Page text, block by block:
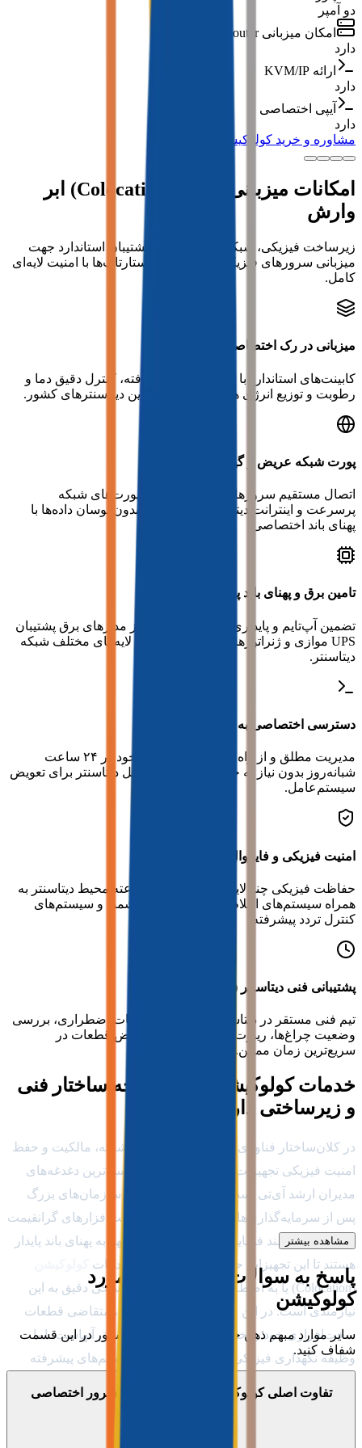
دو آمپر
امکان میزبانی Switch / Router
دارد
ارائه KVM/IP
دارد
آیپی اختصاصی
دارد
مشاوره و خرید کولوکیشن
امکانات میزبانی سرور (Colocation) ابر
وارش
زیرساخت فیزیکی، شبکه و سیستم‌های پشتیبان استاندارد جهت
میزبانی سرورهای فیزیکی سازمان‌ها و استارتاپ‌ها با امنیت لایه‌ای
کامل.
میزبانی در رک اختصاصی
کابینت‌های استاندارد با تهویه مطبوع پیشرفته، کنترل دقیق دما و
رطوبت و توزیع انرژی هوشمند در مجهزترین دیتاسنترهای کشور.
پورت شبکه عریض و گیگابیتی
اتصال مستقیم سرورهای فیزیکی شما به پورت‌های شبکه
پرسرعت و اینترانت دیتاسنتر جهت انتقال بدون نوسان داده‌ها با
پهنای باند اختصاصی.
تامین برق و پهنای باند پشتیبان
تضمین آپ‌تایم و پایداری مداوم با استفاده از مدارهای برق پشتیبان
UPS موازی و ژنراتورهای صنعتی دیزلی در لایه‌های مختلف شبکه
دیتاسنتر.
دسترسی اختصاصی به KVM و IPMI
مدیریت مطلق و از راه دور سرور فیزیکی خود در ۲۴ ساعت
شبانه‌روز بدون نیاز به حضور فیزیکی در محل دیتاسنتر برای تعویض
سیستم‌عامل.
امنیت فیزیکی و فایروال لایه شبکه
حفاظت فیزیکی چند لایه، مانیتورینگ ۲۴ ساعته محیط دیتاسنتر به
همراه سیستم‌های اعلام و اطفای حریق هوشمند و سیستم‌های
کنترل تردد پیشرفته.
پشتیبانی فنی دیتاسنتر (Remote Hands)
تیم فنی مستقر در دیتاسنتر جهت انجام خدمات اضطراری، بررسی
وضعیت چراغ‌ها، ریبوت سخت‌افزاری و تعویض قطعات در
سریع‌ترین زمان ممکن.
خدمات کولوکیشن چیست و چه ساختار فنی
و زیرساختی دارد؟
در کلان‌ساختار فناوری اطلاعات و مهندسی شبکه، مالکیت و حفظ
امنیت فیزیکی تجهیزات پردازشی یکی از اساسی‌ترین دغدغه‌های
مدیران ارشد آی‌تی است. شرکت‌ها، بانک‌ها و سازمان‌های بزرگ
پس از سرمایه‌گذاری‌های کلان روی خرید سخت‌افزارهای گرانقیمت
سازمانی، نیازمند فضایی استاندارد، امن و مجهز به پهنای باند پایدار
هستند تا این تجهیزات حیاتی را مستقر کنند. خدمات
(Colocation) یا به اصطلاح
، پاسخی دقیق به این
نیازمندی است. در این مدل از خدمات میزبانی، متقاضی قطعات
سخت‌افزاری خود را خریداری کرده و مالک مطلق آنهاست، اما
وظیفه نگهداری فیزیکی، تامین برق پایدار، سیستم‌های پیشرفته
واگذار می‌کند.
مشاهده بیشتر
پاسخ به سوالات فنی شما در مورد
کولوکیشن
سایر موارد مبهم ذهن خود را درباره میزبانی سرور در این قسمت
شفاف کنید.
تفاوت اصلی کولوکیشن (Colocation) با سرور اختصاصی